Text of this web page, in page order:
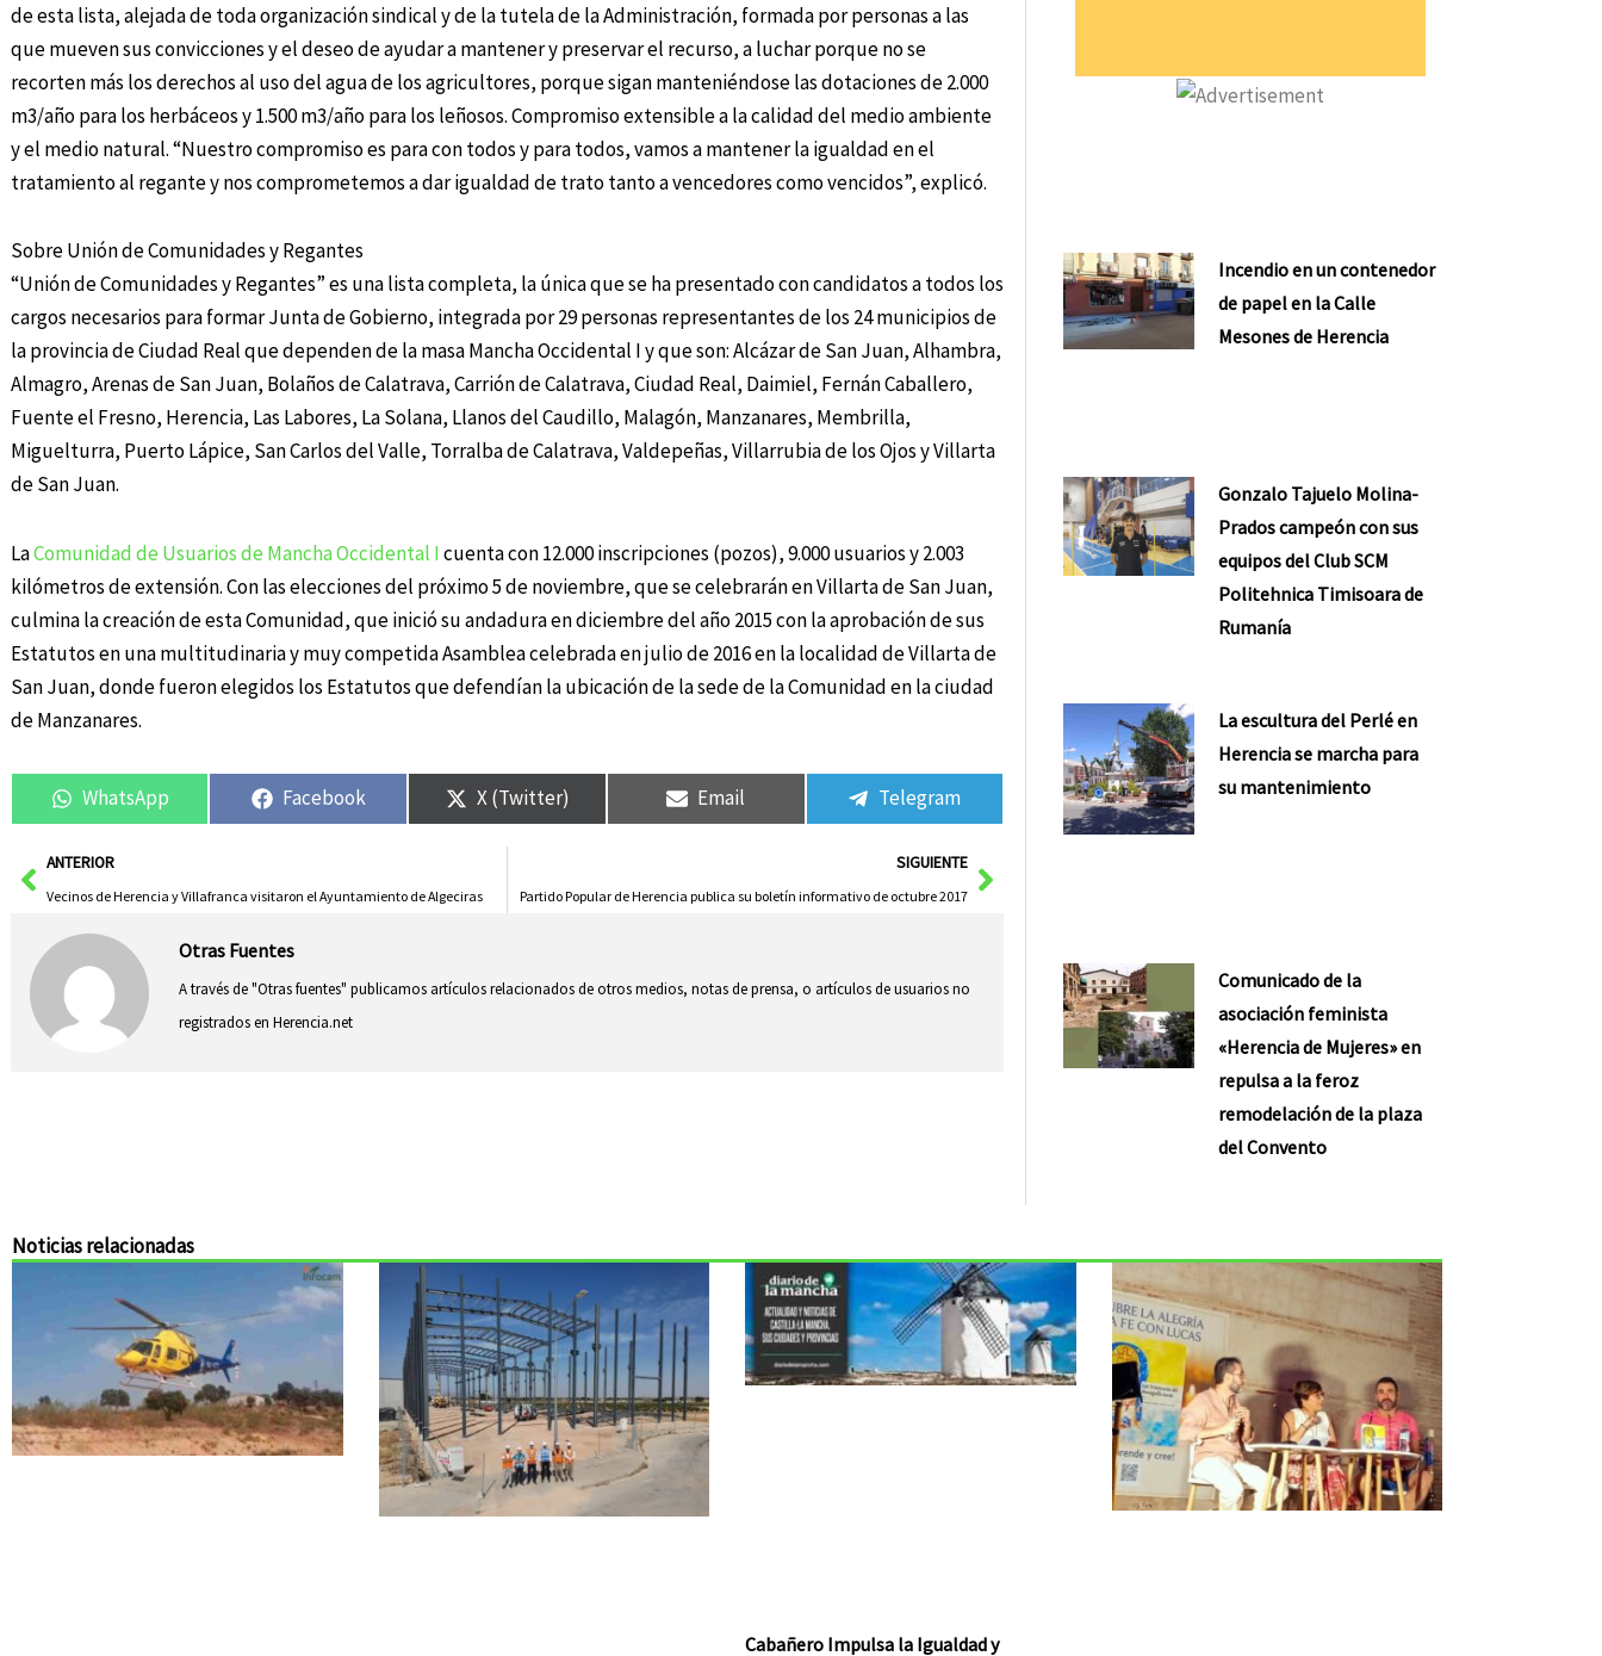
de esta lista, alejada de toda organización sindical y de la tutela de la Administración, formada por personas a las
que mueven sus convicciones y el deseo de ayudar a mantener y preservar el recurso, a luchar porque no se
recorten más los derechos al uso del agua de los agricultores, porque sigan manteniéndose las dotaciones de 2.000
m3/año para los herbáceos y 1.500 m3/año para los leñosos. Compromiso extensible a la calidad del medio ambiente
y el medio natural. “Nuestro compromiso es para con todos y para todos, vamos a mantener la igualdad en el
tratamiento al regante y nos comprometemos a dar igualdad de trato tanto a vencedores como vencidos”, explicó.
Sobre Unión de Comunidades y Regantes
“Unión de Comunidades y Regantes” es una lista completa, la única que se ha presentado con candidatos a todos los
cargos necesarios para formar Junta de Gobierno, integrada por 29 personas representantes de los 24 municipios de
la provincia de Ciudad Real que dependen de la masa Mancha Occidental I y que son: Alcázar de San Juan, Alhambra,
Almagro, Arenas de San Juan, Bolaños de Calatrava, Carrión de Calatrava, Ciudad Real, Daimiel, Fernán Caballero,
Fuente el Fresno, Herencia, Las Labores, La Solana, Llanos del Caudillo, Malagón, Manzanares, Membrilla,
Miguelturra, Puerto Lápice, San Carlos del Valle, Torralba de Calatrava, Valdepeñas, Villarrubia de los Ojos y Villarta
de San Juan.
LaComunidad de Usuarios de Mancha Occidental I cuenta con 12.000 inscripciones (pozos), 9.000 usuarios y 2.003
kilómetros de extensión. Con las elecciones del próximo 5 de noviembre, que se celebrarán en Villarta de San Juan,
culmina la creación de esta Comunidad, que inició su andadura en diciembre del año 2015 con la aprobación de sus
Estatutos en una multitudinaria y muy competida Asamblea celebrada en julio de 2016 en la localidad de Villarta de
San Juan, donde fueron elegidos los Estatutos que defendían la ubicación de la sede de la Comunidad en la ciudad
de Manzanares.
WhatsApp Facebook X (Twitter) Email Telegram
AntANTERIOR
Vecinos de Herencia y Villafranca visitaron el Ayuntamiento de Algeciras
SIGUIENTE
Partido Popular de Herencia publica su boletín informativo de octubre 2017
Siguiente
Otras Fuentes
A través de "Otras fuentes" publicamos artículos relacionados de otros medios, notas de prensa, o artículos de usuarios no
registrados en Herencia.net
Incendio en un contenedor
de papel en la Calle
Mesones de Herencia
Gonzalo Tajuelo Molina-
Prados campeón con sus
equipos del Club SCM
Politehnica Timisoara de
Rumanía
La escultura del Perlé en
Herencia se marcha para
su mantenimiento
Comunicado de la
asociación feminista
«Herencia de Mujeres» en
repulsa a la feroz
remodelación de la plaza
del Convento
Noticias relacionadas
Cabañero Impulsa la Igualdad y